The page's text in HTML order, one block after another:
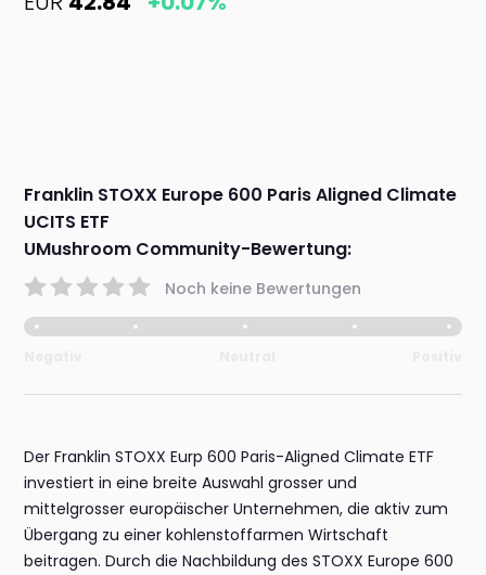
Franklin STOXX Europe 600 Paris Aligned Climate
UCITS ETF
UMushroom Community-Bewertung:
Noch keine Bewertungen
Der Franklin STOXX Eurp 600 Paris-Aligned Climate ETF
investiert in eine breite Auswahl grosser und
mittelgrosser europäischer Unternehmen, die aktiv zum
Übergang zu einer kohlenstoffarmen Wirtschaft
beitragen. Durch die Nachbildung des STOXX Europe 600